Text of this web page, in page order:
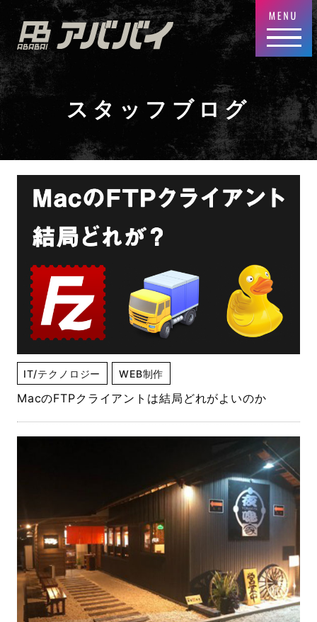
スタッフブログ
IT/テクノロジー WEB制作
MacのFTPクライアントは結局どれがよいのか